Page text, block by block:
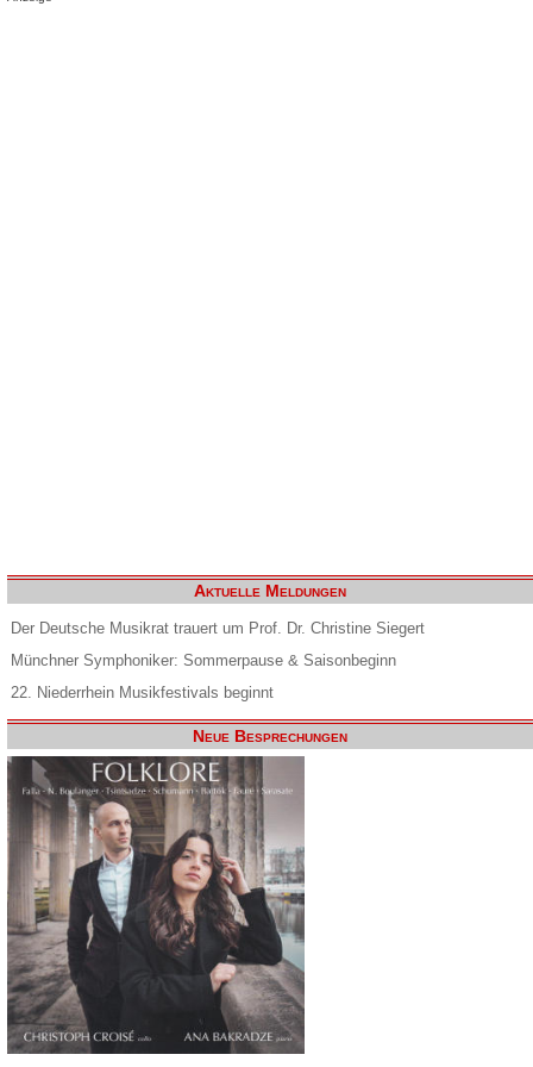
Aktuelle Meldungen
Der Deutsche Musikrat trauert um Prof. Dr. Christine Siegert
Münchner Symphoniker: Sommerpause & Saisonbeginn
22. Niederrhein Musikfestivals beginnt
Neue Besprechungen